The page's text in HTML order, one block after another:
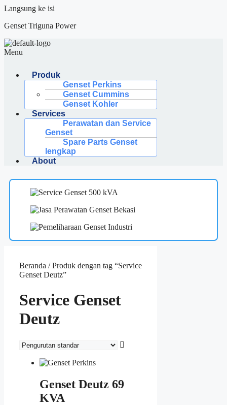
Langsung ke isi
Genset Triguna Power
Menu
Produk
Genset Perkins
Genset Cummins
Genset Kohler
Services
Perawatan dan Service
Genset
Spare Parts Genset
lengkap
About
Beranda / Produk dengan tag “Service
Genset Deutz”
Service Genset
Deutz
Genset Deutz 69
KVA